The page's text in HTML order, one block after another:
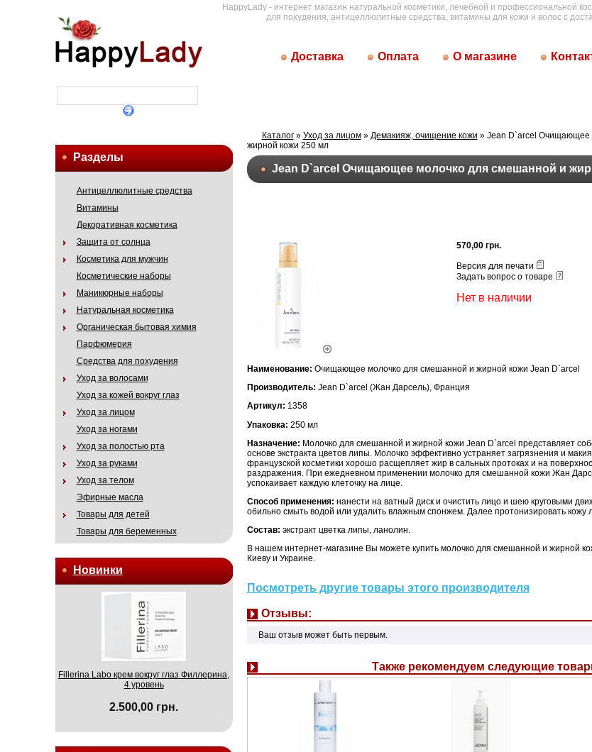
HappyLady - интернет магазин натуральной косметики, лечебной и профессиональной
для похудения, антицеллюлитные средства, витамины для кожи и волос с
Доставка Оплата О магазине
Разделы
Антицеллюлитные средства
Витамины
Декоративная косметика
Защита от солнца
Косметика для мужчин
Косметические наборы
Маникюрные наборы
Натуральная косметика
Органическая бытовая химия
Парфюмерия
Средства для похудения
Уход за волосами
Уход за кожей вокруг глаз
Уход за лицом
Уход за ногами
Уход за полостью рта
Уход за руками
Уход за телом
Эфирные масла
Товары для детей
Товары для беременных
Новинки
Fillerina Labo крем вокруг глаз Филлерина,
4 уровень
2.500,00 грн.
Каталог» Уход за лицом» Демакияж, очищение кожи » Jean D`arcel Очищающее
жирной кожи 250 мл
Jean D`arcel Очищающее молочко для смешанной и
570,00 грн.
Версия для печати
Задать вопрос о товаре
Нет в наличии
Наименование: Очищающее молочко для смешанной и жирной кожи Jean D`arcel
Производитель: Jean D`arcel (Жан Дарсель), Франция
Артикул: 1358
Упаковка: 250 мл
Назначение: Молочко для смешанной и жирной кожи Jean D`arcel представляет
основе экстракта цветов липы. Молочко эффективно устраняет загрязнения и
французской косметики хорошо расщепляет жир в сальных протоках и на
раздражения. При ежедневном применении молочко для смешанной кожи Жан
успокаивает каждую клеточку на лице.
Способ применения: нанести на ватный диск и очистить лицо и шею круговыми
обильно смыть водой или удалить влажным спонжем. Далее протонизировать кожу
Состав: экстракт цветка липы, ланолин.
В нашем интернет-магазине Вы можете купить молочко для смешанной и жирной
Киеву и Украине.
Посмотреть другие товары этого производителя
Отзывы:
Ваш отзыв может быть первым.
Также рекомендуем следующие